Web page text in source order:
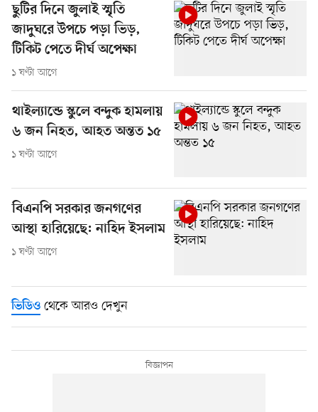
ছুটির দিনে জুলাই স্মৃতি
জাদুঘরে উপচে পড়া ভিড়,
টিকিট পেতে দীর্ঘ অপেক্ষা
১ ঘণ্টা আগে
থাইল্যান্ডে স্কুলে বন্দুক হামলায়
৬ জন নিহত, আহত অন্তত ১৫
১ ঘণ্টা আগে
বিএনপি সরকার জনগণের
আস্থা হারিয়েছে: নাহিদ ইসলাম
১ ঘণ্টা আগে
ভিডিও থেকে আরও দেখুন